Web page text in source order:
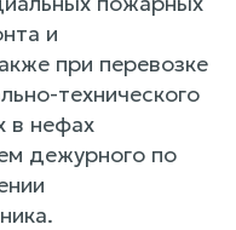
и
при перевозке
технического
в нефах
дежурного по